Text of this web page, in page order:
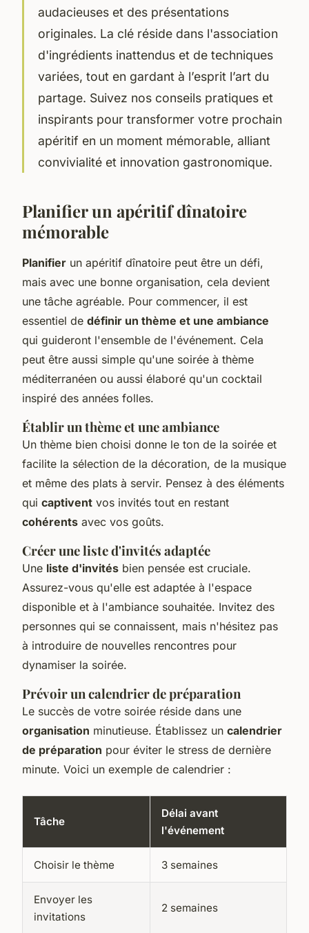
audacieuses et des présentations
originales. La clé réside dans l'association
d'ingrédients inattendus et de techniques
variées, tout en gardant à l’esprit l’art du
partage. Suivez nos conseils pratiques et
inspirants pour transformer votre prochain
apéritif en un moment mémorable, alliant
convivialité et innovation gastronomique.
Planifier un apéritif dînatoire
mémorable
Planifier un apéritif dînatoire peut être un défi,
mais avec une bonne organisation, cela devient
une tâche agréable. Pour commencer, il est
essentiel de définir un thème et une ambiance
qui guideront l'ensemble de l'événement. Cela
peut être aussi simple qu'une soirée à thème
méditerranéen ou aussi élaboré qu'un cocktail
inspiré des années folles.
Établir un thème et une ambiance
Un thème bien choisi donne le ton de la soirée et
facilite la sélection de la décoration, de la musique
et même des plats à servir. Pensez à des éléments
qui captivent vos invités tout en restant
cohérents avec vos goûts.
Créer une liste d'invités adaptée
Une liste d'invités bien pensée est cruciale.
Assurez-vous qu'elle est adaptée à l'espace
disponible et à l'ambiance souhaitée. Invitez des
personnes qui se connaissent, mais n'hésitez pas
à introduire de nouvelles rencontres pour
dynamiser la soirée.
Prévoir un calendrier de préparation
Le succès de votre soirée réside dans une
organisation minutieuse. Établissez un calendrier
de préparation pour éviter le stress de dernière
minute. Voici un exemple de calendrier :
Tâche
Délai avant
l'événement
Choisir le thème 3 semaines
Envoyer les
invitations
2 semaines